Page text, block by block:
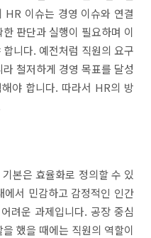
HR 이슈는 경영 이슈와 연결
판단과 실행이 필요하며 이
니다. 예전처럼 직원의 요구
철저하게 경영 목표를 달성
야 합니다. 따라서 HR의 방
본은 효율화로 정의할 수 있
서 민감하고 감정적인 인간
려운 과제입니다. 공장 중심
했을 때에는 직원의 역할이